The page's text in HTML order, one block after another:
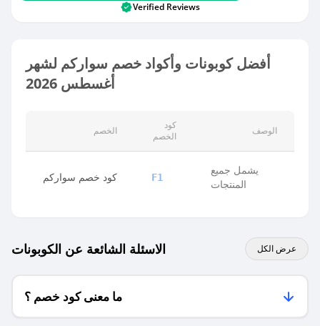
Verified Reviews
أفضل كوبونات وأكواد خصم سواركم لشهر
أغسطس 2026
الخصم
كود
الخصم
الوصف
كود خصم سواركم F1
يشمل جميع
المنتجات
الاسئلة الشائعة عن الكوبونات عرض الكل
ما معنى كود خصم ؟